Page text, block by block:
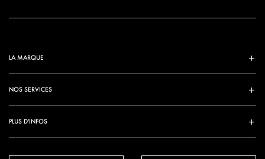
LA MARQUE
NOS SERVICES
PLUS D'INFOS